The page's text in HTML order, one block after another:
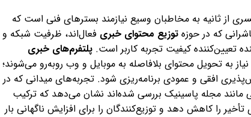
از ثانیه به مخاطبان وسیع نیازمند بسترهای فنی است که
که در حوزه توزیع محتوای خبری فعال‌اند، ظرفیت شبکه و
تعیین‌کننده کیفیت تجربه کاربر است. پلتفرم‌های خبری
به تحویل محتوای بلافاصله به موبایل و وب روبه‌رو می‌شوند؛
افقی و عمودی برنامه‌ریزی شود. تجربه‌های میدانی که در
مجله پاسینیک بررسی شده‌اند نشان می‌دهد که ترکیب
را کاهش دهد و توزیع‌کنندگان را برای افزایش ناگهانی بار